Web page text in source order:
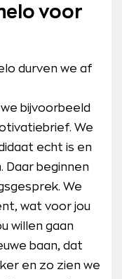
voor
durven we af
bijvoorbeeld
We
echt is en
Daar beginnen
We
wat voor jou
willen gaan
baan, dat
en zo zien we